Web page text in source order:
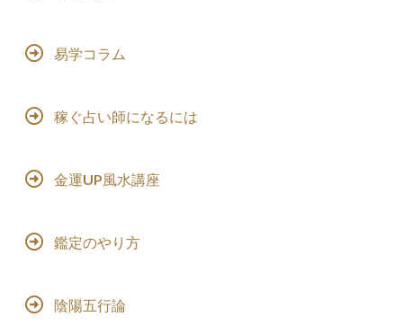
易学コラム
稼ぐ占い師になるには
金運UP風水講座
鑑定のやり方
陰陽五行論